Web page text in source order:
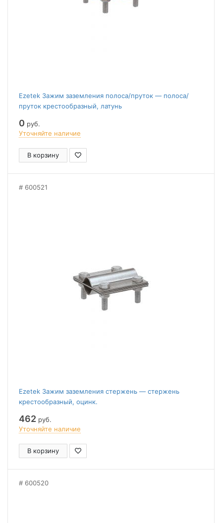
Ezetek Зажим заземления полоса/пруток — полоса/
пруток крестообразный, латунь
0 руб.
Уточняйте наличие
В корзину
600521
Ezetek Зажим заземления стержень — стержень
крестообразный, оцинк.
462 руб.
Уточняйте наличие
В корзину
600520